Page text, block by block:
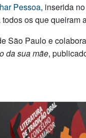
Pessoa, inserida
os que queiram
São Paulo e
da sua mãe,